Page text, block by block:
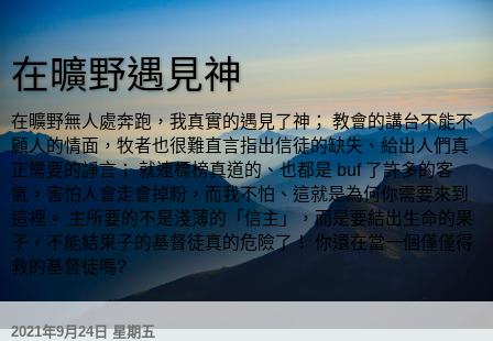
在曠野遇見神
在曠野無人處奔跑，我真實的遇見了神； 教會的講台不能不
顧人的情面，牧者也很難直言指出信徒的缺失、給出人們真
正需要的諍言； 就連標榜真道的、也都是 buf 了許多的客
氣，害怕人會走會掉粉，而我不怕、這就是為何你需要來到
這裡。 主所要的不是淺薄的「信主」，而是要結出生命的果
子，不能結果子的基督徒真的危險了！ 你還在當一個僅僅得
救的基督徒嗎?
2021年9月24日 星期五